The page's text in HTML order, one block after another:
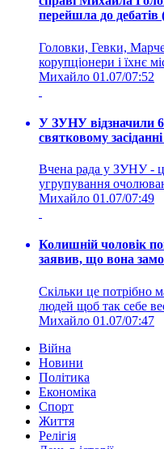
перейшла до дебатів
Головки, Гевки,
корупціонери і їхнє
Михайло 01.07/07:52
У ЗУНУ відзначили
святковому
Вчена рада у ЗУНУ -
угрупування
Михайло 01.07/07:49
Колишній чоловік
заявив, що вона
Скільки це потрібно
людей щоб так себе
Михайло 01.07/07:47
Війна
Новини
Політика
Економіка
Спорт
Життя
Релігія